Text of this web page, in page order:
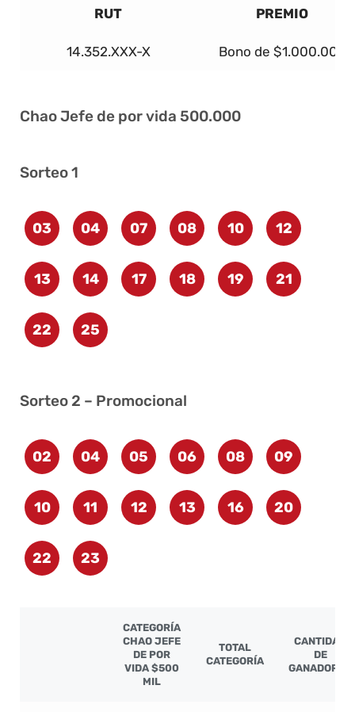
RUT PREMIO
14.352.XXX-X Bono de $1.000.000
Chao Jefe de por vida 500.000
Sorteo 1
03 04 07 08 10 12
13 14 17 18 19 21
22 25
Sorteo 2 – Promocional
02 04 05 06 08 09
10 11 12 13 16 20
22 23
CATEGORÍA
CHAO JEFE
DE POR
VIDA $500
MIL
TOTAL
CATEGORÍA
CANTIDAD
DE
GANADORES